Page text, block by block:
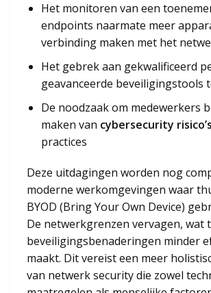
Het monitoren van een
endpoints naarmate meer
verbinding maken met het
Het gebrek aan gekwalificeerd
geavanceerde beveiligingstools
De noodzaak om medewerkers
maken van cybersecurity risico’s
practices
Deze uitdagingen worden nog
moderne werkomgevingen waar
BYOD (Bring Your Own Device)
De netwerkgrenzen vervagen, wat
beveiligingsbenaderingen minder
maakt. Dit vereist een meer
van netwerk security die zowel